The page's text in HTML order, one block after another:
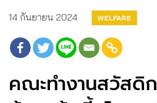
14 กันยายน 2024 WELFARE
คณะทำงานสวัสดิก